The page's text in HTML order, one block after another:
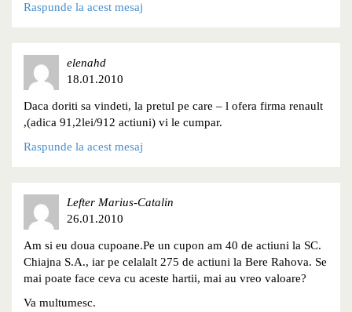
Raspunde la acest mesaj
elenahd
18.01.2010
Daca doriti sa vindeti, la pretul pe care – l ofera firma renault
,(adica 91,2lei/912 actiuni) vi le cumpar.
Raspunde la acest mesaj
Lefter Marius-Catalin
26.01.2010
Am si eu doua cupoane.Pe un cupon am 40 de actiuni la SC.
Chiajna S.A., iar pe celalalt 275 de actiuni la Bere Rahova. Se
mai poate face ceva cu aceste hartii, mai au vreo valoare?
Va multumesc.